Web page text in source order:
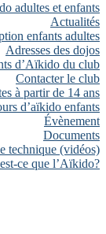
adultes et enfants
Actualités
enfants adultes
Adresses des dojos
d’Aïkido du club
Contacter le club
à partir de 14 ans
d’aïkido enfants
Évènement
Documents
technique (vidéos)
ce que l’Aïkido?